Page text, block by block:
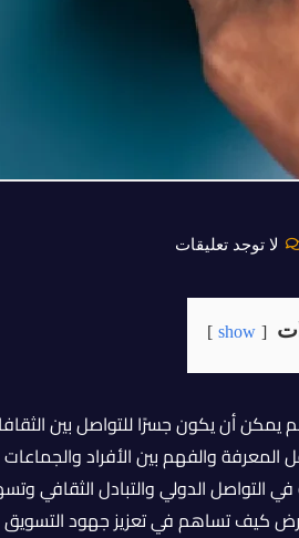
لا توجد تعليقات
show
يمكن أن يكون جسرًا للتواصل بين
المعرفة والفهم بين الأفراد
التواصل الدولي والتبادل الثقافي
كيف تساهم في تعزيز جهود التسويق